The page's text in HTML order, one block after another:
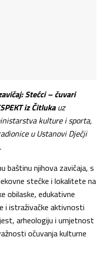
Stećci – čuvari
iz Čitlukauz
kulture i sporta,
u Ustanovi Dječji
baštinu njihova zavičaja, s
stećke i lokalitete na
obilaske, edukativne
i istraživačke aktivnosti
arheologiju i umjetnost
očuvanja kulturne